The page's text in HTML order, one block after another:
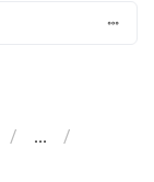
...